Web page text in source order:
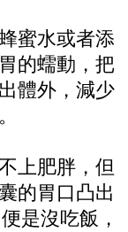
蜜水或者添
的蠕動，把
體外，減少
上肥胖，但
的胃口凸出
是沒吃飯，